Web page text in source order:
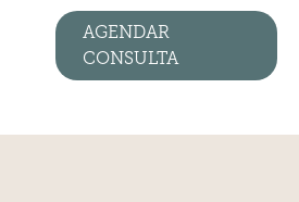
AGENDAR
CONSULTA